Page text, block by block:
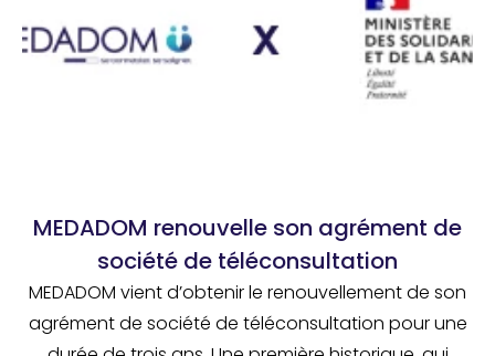
MEDADOM renouvelle son agrément de
société de téléconsultation
MEDADOM vient d’obtenir le renouvellement de son
agrément de société de téléconsultation pour une